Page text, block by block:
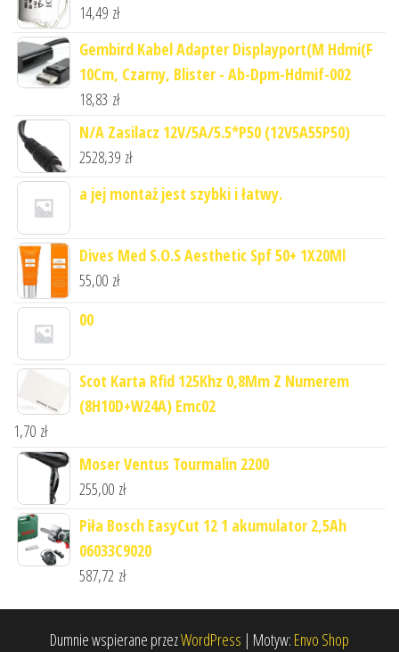
14,49 zł
Gembird Kabel Adapter Displayport(M Hdmi(F
10Cm, Czarny, Blister - Ab-Dpm-Hdmif-002
18,83 zł
N/A Zasilacz 12V/5A/5.5*P50 (12V5A55P50)
2528,39 zł
a jej montaż jest szybki i łatwy.
Dives Med S.O.S Aesthetic Spf 50+ 1X20Ml
55,00 zł
00
Scot Karta Rfid 125Khz 0,8Mm Z Numerem
(8H10D+W24A) Emc02
1,70 zł
Moser Ventus Tourmalin 2200
255,00 zł
Piła Bosch EasyCut 12 1 akumulator 2,5Ah
06033C9020
587,72 zł
Dumnie wspierane przezWordPress | Motyw: Envo Shop